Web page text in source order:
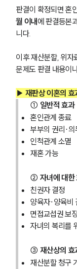
판결이 확정되면 혼
월 이내 에 판결등본
니다.
이후 재산분할, 위자
문제도 판결 내용이
▶ 재판상 이혼의 효
① 일반적 효과
혼인관계 종료
부부의 권리·의
인척관계 소멸
재혼 가능
② 자녀에 대한
친권자 결정
양육자·양육비
면접교섭권 보
자녀의 복리를
③ 재산상의 효
재산분할 청구